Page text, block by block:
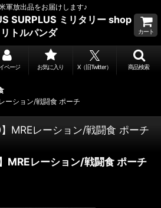
軍放出品をお届けします♪
SURPLUS ミリタリー shop
リトルパンダ
カート
ページ お気に入り X（旧Twitter） 商品検索
ーション/戦闘食 ポーチ
MREレーション/戦闘食 ポーチ
MREレーション/戦闘食 ポーチ